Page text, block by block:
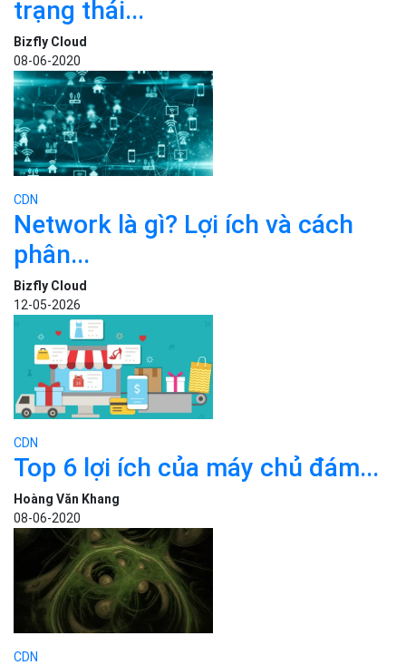
trạng thái...
Bizfly Cloud
08-06-2020
CDN
Network là gì? Lợi ích và cách
phân...
Bizfly Cloud
12-05-2026
CDN
Top 6 lợi ích của máy chủ đám...
Hoàng Văn Khang
08-06-2020
CDN